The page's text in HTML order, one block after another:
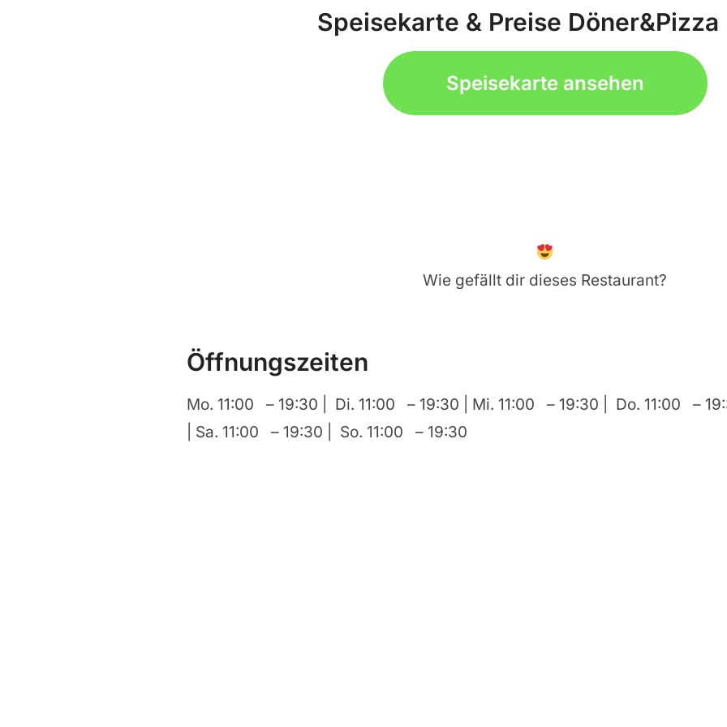
Speisekarte & Preise Döner&Pizza
Speisekarte ansehen
Wie gefällt dir dieses Restaurant?
Öffnungszeiten
Mo. 11:00 – 19:30 | Di. 11:00 – 19:30 | Mi. 11:00 – 19:30 | Do. 11:00 –
| Sa. 11:00 – 19:30 | So. 11:00 – 19:30